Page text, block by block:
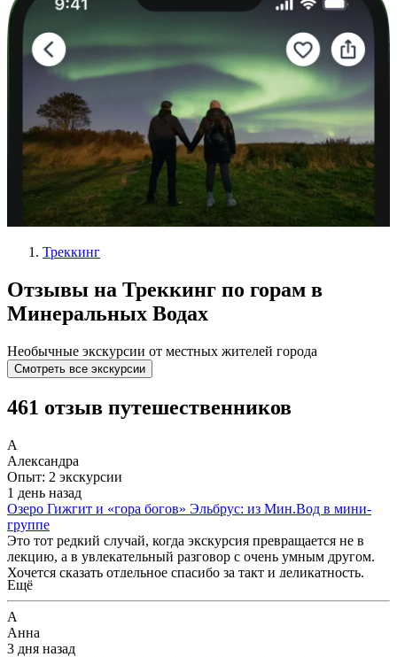
Треккинг
Отзывы на Треккинг по горам в
Минеральных Водах
Необычные экскурсии от местных жителей города
Смотреть все экскурсии
461 отзыв путешественников
А
Александра
Опыт: 2 экскурсии
1 день назад
Озеро Гижгит и «гора богов» Эльбрус: из Мин.Вод в мини-
группе
Это тот редкий случай, когда экскурсия превращается не в
лекцию, а в увлекательный разговор с очень умным другом.
Хочется сказать отдельное спасибо за такт и деликатность.
Артемий чувствует группу потрясающе: никогда не
перебивает, отвечает на любые, даже самые наивные вопросы
без тени снисхождения, а если видит, что тема «зашла» не
всем — плавно и ненавязчиво переключает внимание. При
этом его эрудиция вызывает искреннее восхищение. Он как
Ещё
А
Анна
3 дня назад